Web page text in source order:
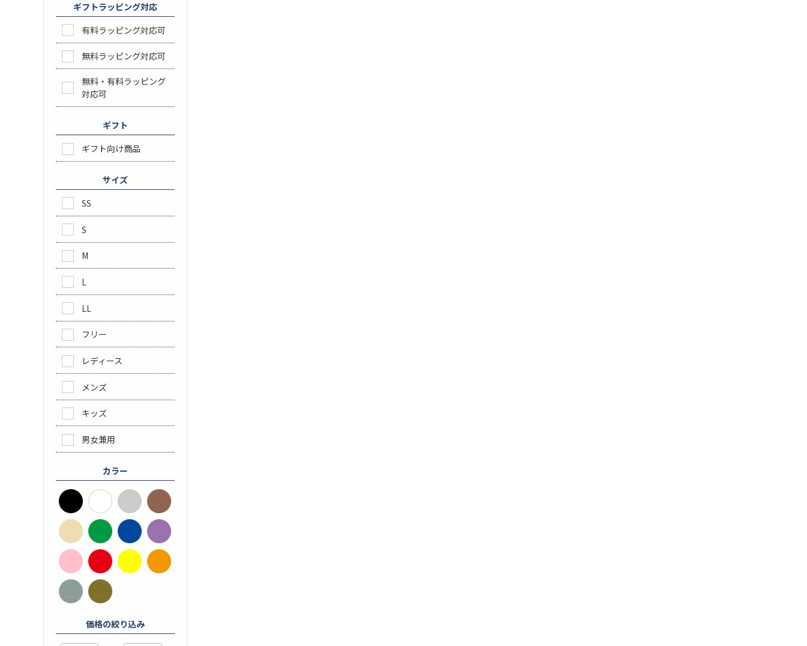
ギフトラッピング対応
有料ラッピング対応可
無料ラッピング対応可
無料・有料ラッピング
対応可
ギフト
ギフト向け商品
サイズ
SS
S
M
L
LL
フリー
レディース
メンズ
キッズ
男女兼用
カラー
価格の絞り込み